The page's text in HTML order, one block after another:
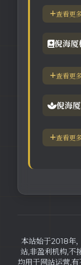
【视频
查看更
倪海厦
倪海厦
查看更
倪海
五脏逼
查看更
本站始于2018年
站,非盈利机构,不
均用于网站运营,